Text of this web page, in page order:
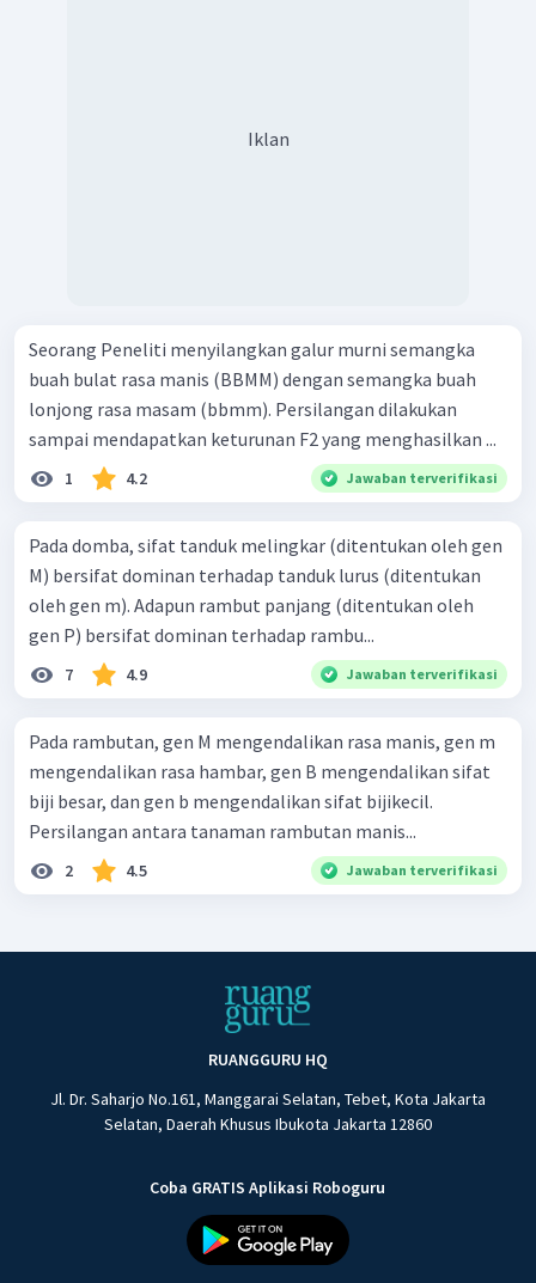
Iklan
Seorang Peneliti menyilangkan galur murni semangka
buah bulat rasa manis (BBMM) dengan semangka buah
lonjong rasa masam (bbmm). Persilangan dilakukan
sampai mendapatkan keturunan F2 yang menghasilkan ...
1 4.2 Jawaban terverifikasi
Pada domba, sifat tanduk melingkar (ditentukan oleh gen
M) bersifat dominan terhadap tanduk lurus (ditentukan
oleh gen m). Adapun rambut panjang (ditentukan oleh
gen P) bersifat dominan terhadap rambu...
7 4.9 Jawaban terverifikasi
Pada rambutan, gen M mengendalikan rasa manis, gen m
mengendalikan rasa hambar, gen B mengendalikan sifat
biji besar, dan gen b mengendalikan sifat bijikecil.
Persilangan antara tanaman rambutan manis...
2 4.5 Jawaban terverifikasi
RUANGGURU HQ
Jl. Dr. Saharjo No.161, Manggarai Selatan, Tebet, Kota Jakarta
Selatan, Daerah Khusus Ibukota Jakarta 12860
Coba GRATIS Aplikasi Roboguru